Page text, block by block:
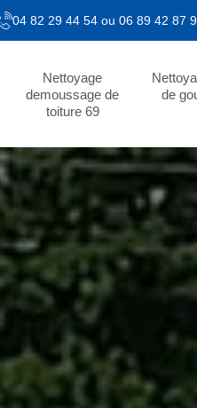
04 82 29 44 54 ou 06 89 42 87
Nettoyage
demoussage de
toiture 69
de